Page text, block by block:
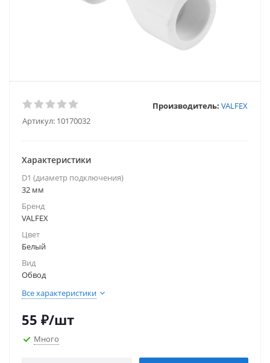
Артикул: 10170032
Производитель: VALFEX
Характеристики
D1 (диаметр подключения)
32 мм
Бренд
VALFEX
Цвет
Белый
Вид
Обвод
Все характеристики
55 ₽/шт
Много